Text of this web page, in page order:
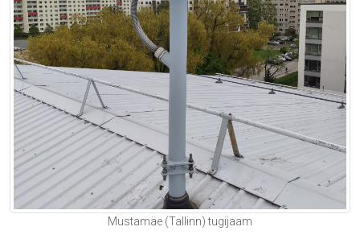
Mustamäe (Tallinn) tugijaam